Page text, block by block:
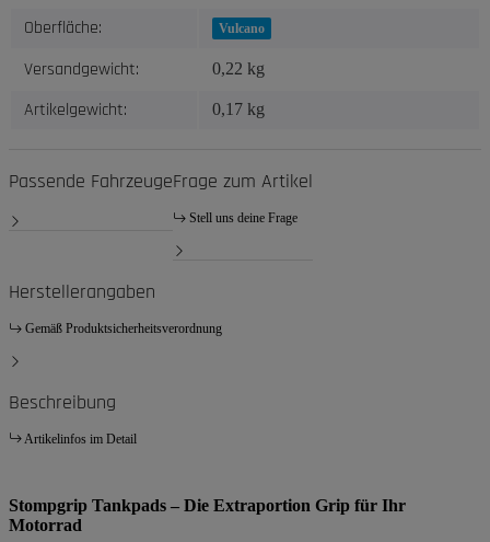
Oberfläche: Vulcano
Versandgewicht: 0,22 kg
Artikelgewicht: 0,17 kg
Passende FahrzeugeFrage zum Artikel
Stell uns deine Frage
Herstellerangaben
Gemäß Produktsicherheitsverordnung
Beschreibung
Artikelinfos im Detail
Stompgrip Tankpads – Die Extraportion Grip für Ihr
Motorrad